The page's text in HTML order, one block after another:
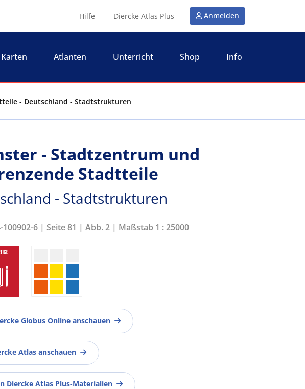
Hilfe Diercke Atlas Plus Anmelden
Karten Atlanten Unterricht Shop Info
- Deutschland - Stadtstrukturen
- Stadtzentrum und
Stadtteile
- Stadtstrukturen
100902-6 | Seite 81 | Abb. 2 | Maßstab 1 : 25000
Globus Online anschauen
Atlas anschauen
Diercke Atlas Plus-Materialien